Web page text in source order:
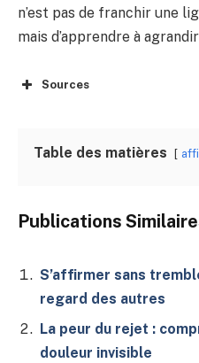
n’est pas de franchir une
mais d’apprendre à
Sources
Table des matières
Publications
S’affirmer sans
regard des autres
La peur du rejet :
douleur invisible